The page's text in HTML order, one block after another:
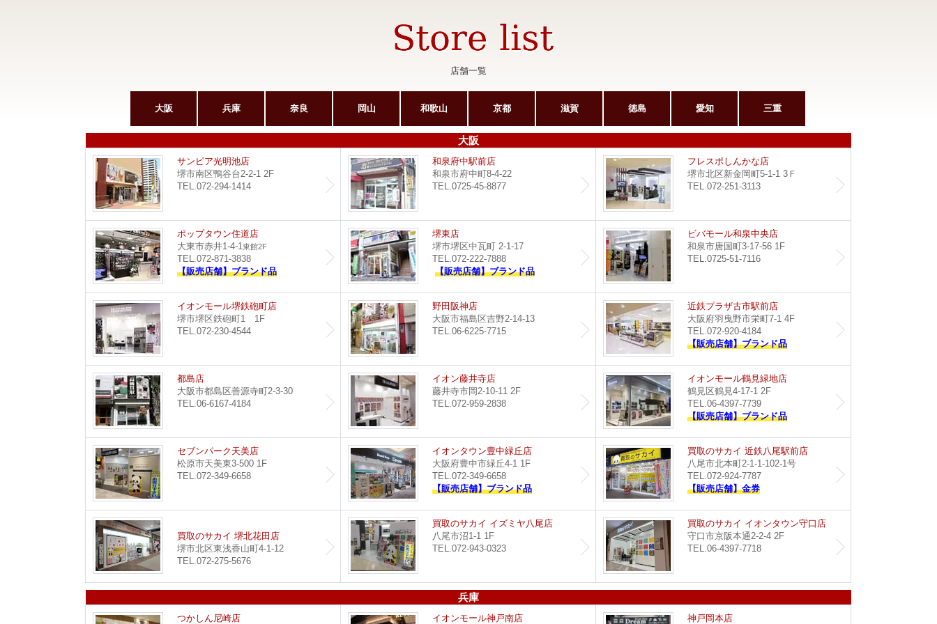
店舗一覧
大阪 兵庫 奈良 岡山 和歌山 京都 滋賀 徳島 愛知 三重
大阪
サンピア光明池店
堺市南区鴨谷台2-2-1 2F
TEL.072-294-1414
サンピア光明池店
和泉府中駅前店
和泉市府中町8-4-22
TEL.0725-45-8877
和泉府中駅前店
フレスポしんかな店
堺市北区新金岡町5-1-1 3Ｆ
TEL.072-251-3113
ポップタウン住道店
大東市赤井1-4-1東館2F
TEL.072-871-3838
【販売店舗】ブランド品
ポップタウン住道店
堺東店
堺市堺区中瓦町 2-1-17
TEL.072-222-7888
【販売店舗】ブランド品
堺東店
ビバモール和泉中央店
和泉市唐国町3-17-56 1F
TEL.0725-51-7116
イオンモール堺鉄砲町店
堺市堺区鉄砲町1 1F
TEL.072-230-4544
イオンモール堺鉄砲町店
野田阪神店
大阪市福島区吉野2-14-13
TEL.06-6225-7715
野田阪神店
近鉄プラザ古市駅前店
大阪府羽曳野市栄町7-1 4F
TEL.072-920-4184
【販売店舗】ブランド品
都島店
大阪市都島区善源寺町2-3-30
TEL.06-6167-4184
都島店
イオン藤井寺店
藤井寺市岡2-10-11 2F
TEL.072-959-2838
イオン藤井寺店
イオンモール鶴見緑地店
鶴見区鶴見4-17-1 2F
TEL.06-4397-7739
【販売店舗】ブランド品
セブンパーク天美店
松原市天美東3-500 1F
TEL.072-349-6658
セブンパーク天美店
イオンタウン豊中緑丘店
大阪府豊中市緑丘4-1 1F
TEL.072-349-6658
【販売店舗】ブランド品
Dream イオンタウン豊中緑丘店
買取のサカイ 近鉄八尾駅前店
八尾市北本町2-1-1-102-1号
TEL.072-924-7787
【販売店舗】金券
買取のサカイ 堺北花田店
堺市北区東浅香山町4-1-12
TEL.072-275-5676
買取のサカイ 堺北花田店
買取のサカイ イズミヤ八尾店
八尾市沼1-1 1F
TEL.072-943-0323
買取のサカイ イズミヤ八尾店
買取のサカイ イオンタウン守口店
守口市京阪本通2-2-4 2F
TEL.06-4397-7718
兵庫
つかしん尼崎店
つかしん尼崎店
イオンモール神戸南店
イオンモール神戸南店
神戸岡本店